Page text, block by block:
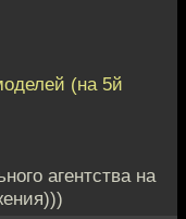
(на 5й
агентства на